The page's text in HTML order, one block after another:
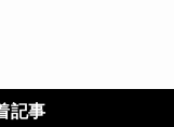
記事